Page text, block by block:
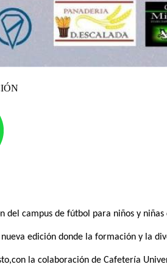
del campus de fútbol para niños y niñas
edición donde la formación y la
la colaboración de Cafetería